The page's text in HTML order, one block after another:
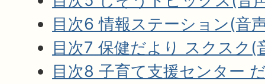
目次6 情報ステーション(音
目次7 保健だより スクスク(
目次8 子育て支援センター